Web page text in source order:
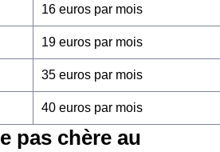
16 euros par mois
19 euros par mois
35 euros par mois
40 euros par mois
pas chère au